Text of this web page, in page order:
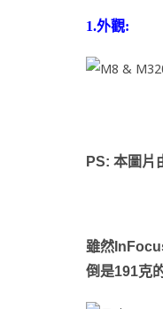
1.外觀:
PS: 本圖片
雖然
倒是191克